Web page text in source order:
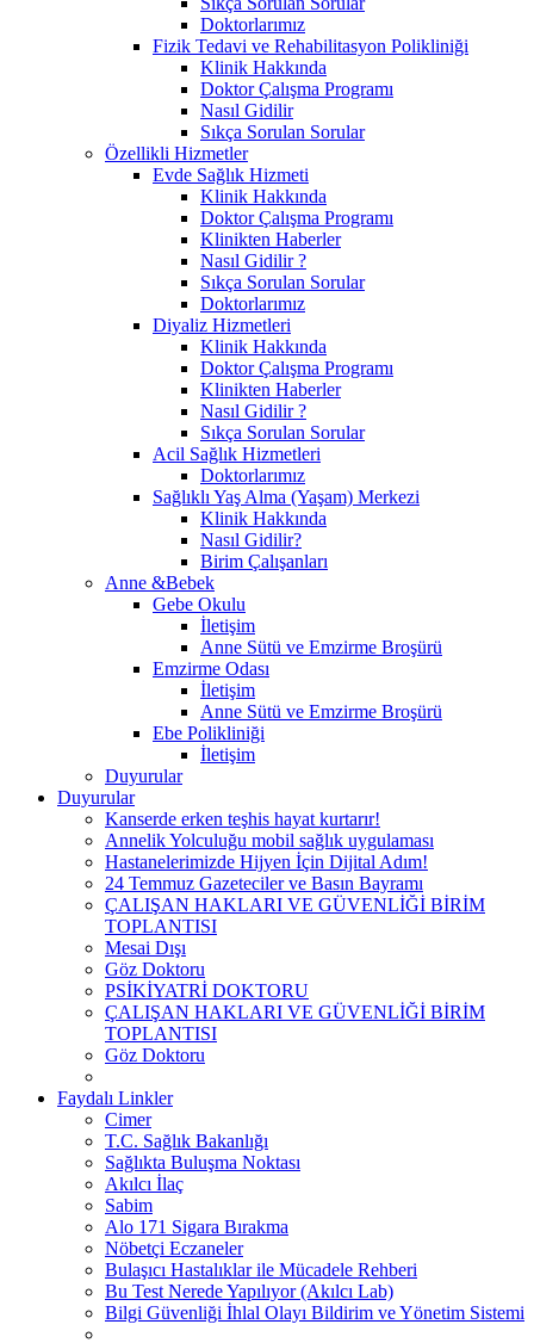
Doktorlarımız
Fizik Tedavi ve Rehabilitasyon Polikliniği
Klinik Hakkında
Doktor Çalışma Programı
Nasıl Gidilir
Sıkça Sorulan Sorular
Özellikli Hizmetler
Evde Sağlık Hizmeti
Klinik Hakkında
Doktor Çalışma Programı
Klinikten Haberler
Nasıl Gidilir ?
Sıkça Sorulan Sorular
Doktorlarımız
Diyaliz Hizmetleri
Klinik Hakkında
Doktor Çalışma Programı
Klinikten Haberler
Nasıl Gidilir ?
Sıkça Sorulan Sorular
Acil Sağlık Hizmetleri
Doktorlarımız
Sağlıklı Yaş Alma (Yaşam) Merkezi
Klinik Hakkında
Nasıl Gidilir?
Birim Çalışanları
Anne &Bebek
Gebe Okulu
İletişim
Anne Sütü ve Emzirme Broşürü
Emzirme Odası
İletişim
Anne Sütü ve Emzirme Broşürü
Ebe Polikliniği
İletişim
Duyurular
Duyurular
Kanserde erken teşhis hayat kurtarır!
Annelik Yolculuğu mobil sağlık uygulaması
Hastanelerimizde Hijyen İçin Dijital Adım!
24 Temmuz Gazeteciler ve Basın Bayramı
ÇALIŞAN HAKLARI VE GÜVENLİĞİ BİRİM
TOPLANTISI
Mesai Dışı
Göz Doktoru
PSİKİYATRİ DOKTORU
ÇALIŞAN HAKLARI VE GÜVENLİĞİ BİRİM
TOPLANTISI
Göz Doktoru
Faydalı Linkler
Cimer
T.C. Sağlık Bakanlığı
Sağlıkta Buluşma Noktası
Akılcı İlaç
Sabim
Alo 171 Sigara Bırakma
Nöbetçi Eczaneler
Bulaşıcı Hastalıklar ile Mücadele Rehberi
Bu Test Nerede Yapılıyor (Akılcı Lab)
Bilgi Güvenliği İhlal Olayı Bildirim ve Yönetim Sistemi